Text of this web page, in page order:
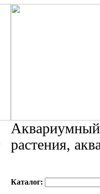
растения,
Каталог: